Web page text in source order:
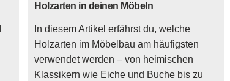
Holzarten in deinen Möbeln
In diesem Artikel erfährst du, welche
Holzarten im Möbelbau am häufigsten
verwendet werden – von heimischen
Klassikern wie Eiche und Buche bis zu